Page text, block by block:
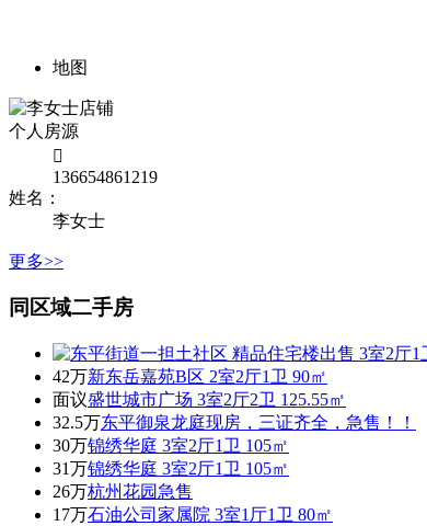
地图
个人房源

136654861219
姓名：
李女士
更多>>
同区域二手房
42万新东岳嘉苑B区 2室2厅1卫 90㎡
面议盛世城市广场 3室2厅2卫 125.55㎡
32.5万东平御泉龙庭现房，三证齐全，急售！！
30万锦绣华庭 3室2厅1卫 105㎡
31万锦绣华庭 3室2厅1卫 105㎡
26万杭州花园急售
17万石油公司家属院 3室1厅1卫 80㎡